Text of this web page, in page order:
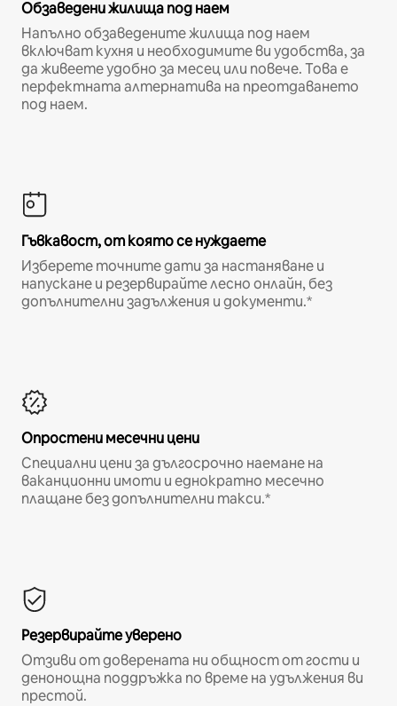
Обзаведени жилища под наем
Напълно обзаведените жилища под наем
включват кухня и необходимите ви удобства, за
да живеете удобно за месец или повече. Това е
перфектната алтернатива на преотдаването
под наем.
Гъвкавост, от която се нуждаете
Изберете точните дати за настаняване и
напускане и резервирайте лесно онлайн, без
допълнителни задължения и документи.*
Опростени месечни цени
Специални цени за дългосрочно наемане на
ваканционни имоти и еднократно месечно
плащане без допълнителни такси.*
Резервирайте уверено
Отзиви от доверената ни общност от гости и
денонощна поддръжка по време на удължения ви
престой.